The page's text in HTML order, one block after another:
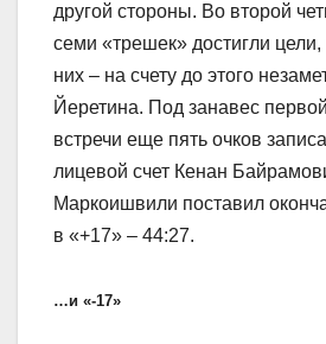
другой стороны. Во второй
семи «трешек» достигли
них – на счету до этого
Йеретина. Под занавес
встречи еще пять очков
лицевой счет Кенан
Маркоишвили поставил
в «+17» – 44:27.
…и «-17»